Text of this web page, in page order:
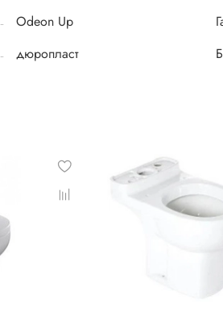
Odeon Up
дюропласт